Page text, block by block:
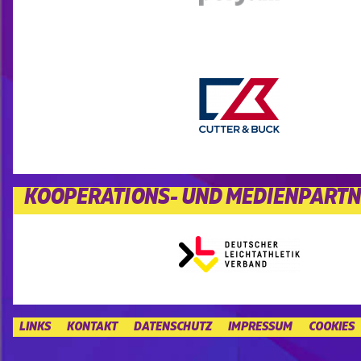
KOOPERATIONS- UND
LINKS KONTAKT DATENSCHUTZ IMPRESSUM COOKIES